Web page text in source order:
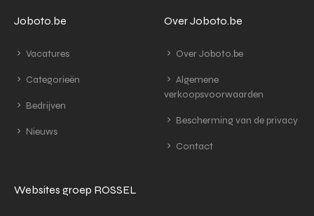
Joboto.be
Vacatures
Categorieën
Bedrijven
Nieuws
Over Joboto.be
Over Joboto.be
Algemene
verkoopsvoorwaarden
Bescherming van de privacy
Contact
Websites groep ROSSEL